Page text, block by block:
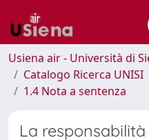
Usiena air - Università di
Catalogo Ricerca UNISI
1.4 Nota a sentenza
La